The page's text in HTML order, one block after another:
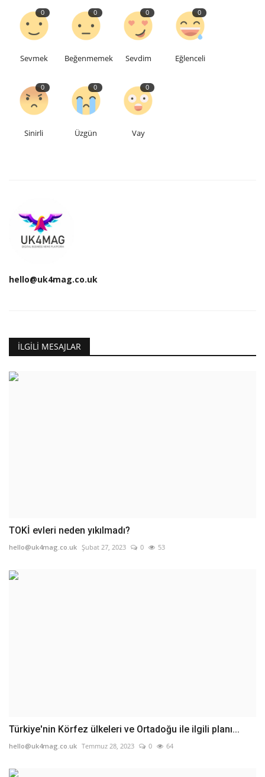
Etkinlik
Teknoloji
Galeri
İletişim
0
Sevmek
0
Beğenmemek
0
Sevdim
0
Eğlenceli
0
Sinirli
0
Üzgün
0
Vay
hello@uk4mag.co.uk
İLGILI MESAJLAR
TOKİ evleri neden yıkılmadı?
hello@uk4mag.co.uk Şubat 27, 2023 0 53
Türkiye'nin Körfez ülkeleri ve Ortadoğu ile ilgili planı...
hello@uk4mag.co.uk Temmuz 28, 2023 0 64